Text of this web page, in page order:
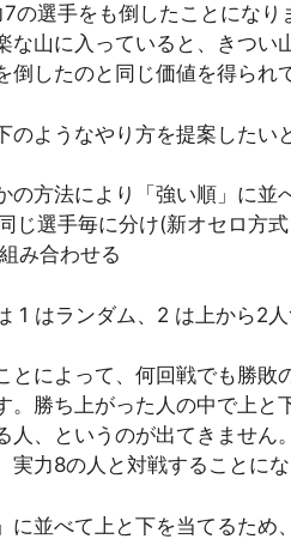
の選手をも倒したことになり
な山に入っていると、きつい
倒したのと同じ価値を得られ
のようなやり方を提案したい
の方法により「強い順」に並
じ選手毎に分け(新オセロ方式
み合わせる
1 はランダム、2 は上から2
とによって、何回戦でも勝
。勝ち上がった人の中で上
人、というのが出てきませ
実力8の人と対戦することに
に並べて上と下を当てるた